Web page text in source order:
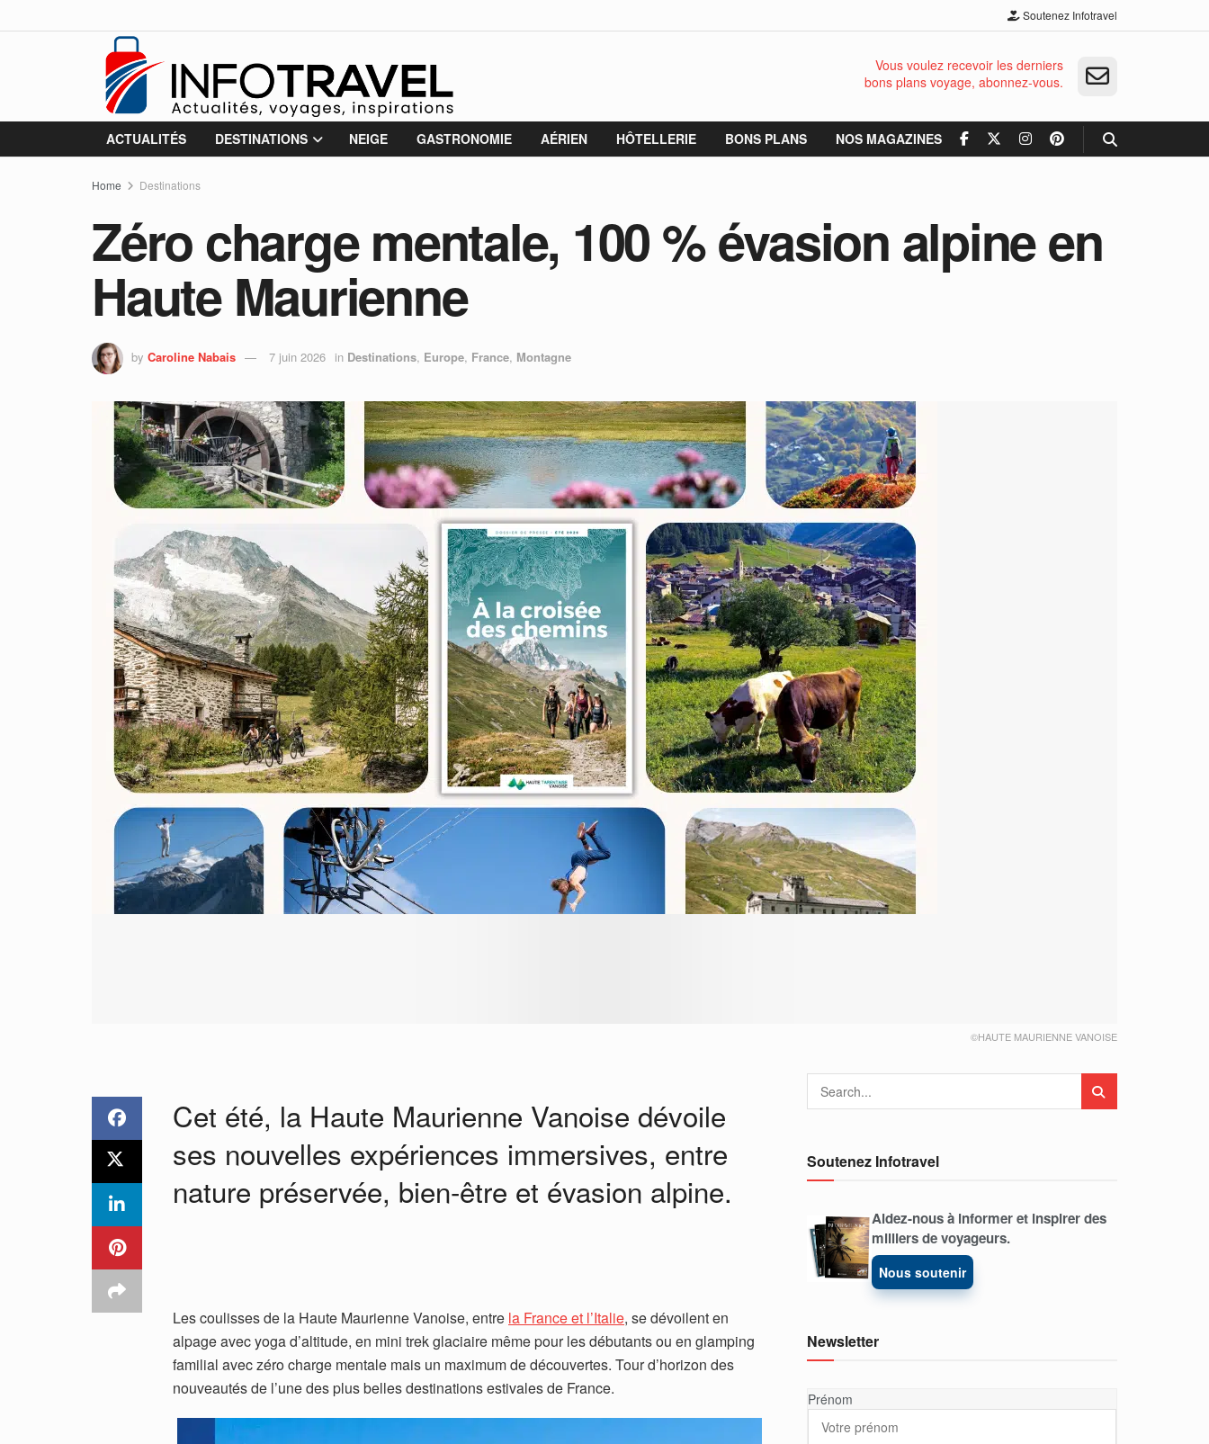
Soutenez Infotravel
Vous voulez recevoir les derniers
bons plans voyage, abonnez-vous.
ACTUALITÉS DESTINATIONS NEIGE GASTRONOMIE AÉRIEN HÔTELLERIE BONS PLANS NOS MAGAZINES
Home Destinations
Zéro charge mentale, 100 % évasion alpine en
Haute Maurienne
by Caroline Nabais 7 juin 2026 in Destinations, Europe, France, Montagne
©HAUTE MAURIENNE VANOISE
Cet été, la Haute Maurienne Vanoise dévoile
ses nouvelles expériences immersives, entre
nature préservée, bien-être et évasion alpine.
Les coulisses de la Haute Maurienne Vanoise, entre la France et l’Italie, se dévoilent en
alpage avec yoga d’altitude, en mini trek glaciaire même pour les débutants ou en glamping
familial avec zéro charge mentale mais un maximum de découvertes. Tour d’horizon des
nouveautés de l’une des plus belles destinations estivales de France.
Soutenez Infotravel
Aidez-nous à informer et inspirer des
milliers de voyageurs.
Nous soutenir
Newsletter
Prénom